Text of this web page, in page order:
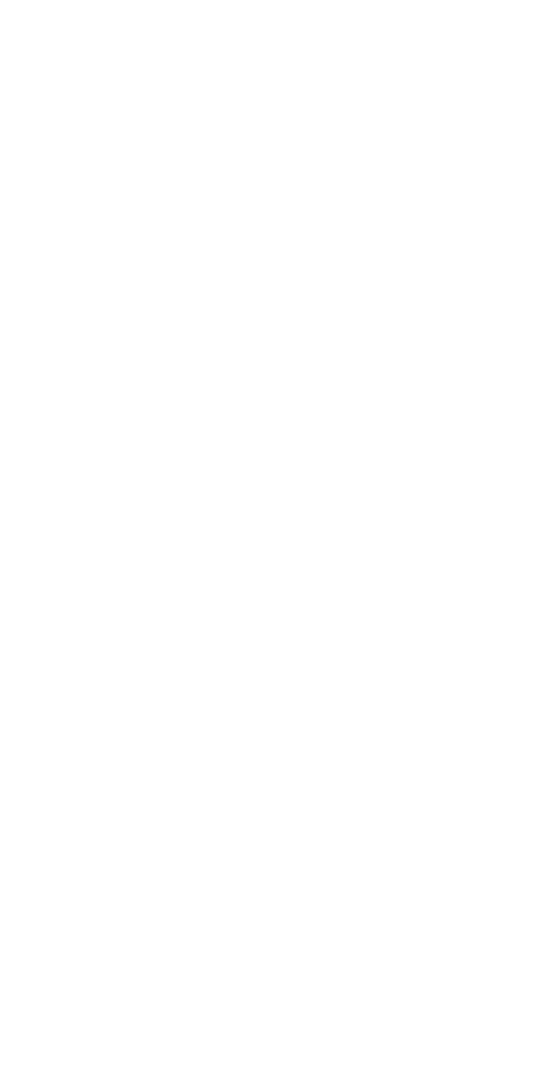
lehátka a slunečníky (zdarma). Osvěžující nápoje je možno
podmínkách. Jazyky: angličtina a španělština. Kreditní karty:
klimatizací.